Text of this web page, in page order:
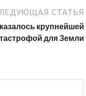
СТАТЬЯ
крупнейшей
для Земли